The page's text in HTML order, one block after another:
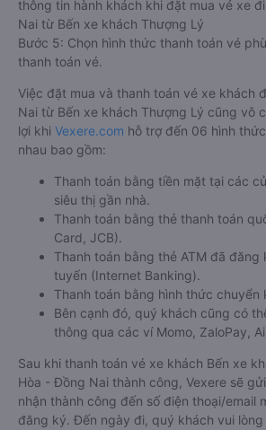
thông tin hành khách khi đặt mua vé xe
Nai từ Bến xe khách Thượng Lý
Bước 5: Chọn hình thức thanh toán vé
thanh toán vé.
Việc đặt mua và thanh toán vé xe khách
Nai từ Bến xe khách Thượng Lý cũng vô
lợi khi Vexere.com hỗ trợ đến 06 hình
nhau bao gồm:
Thanh toán bằng tiền mặt tại các
siêu thị gần nhà.
Thanh toán bằng thẻ thanh toán
Card, JCB).
Thanh toán bằng thẻ ATM đã
tuyến (Internet Banking).
Thanh toán bằng hình thức chuyển
Bên cạnh đó, quý khách cũng có
thông qua các ví Momo, ZaloPay,
Sau khi thanh toán vé xe khách Bến xe
Hòa - Đồng Nai thành công, Vexere sẽ
nhận thành công đến số điện thoại/email
đăng ký. Đến ngày đi, quý khách vui